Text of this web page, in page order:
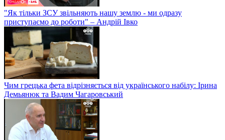
"Як тільки ЗСУ звільняють нашу землю - ми одразу
приступаємо до роботи" – Андрій Івко
Чим грецька фета відрізняється від українського набілу: Ірина
Демьянюк та Вадим Чагаровський